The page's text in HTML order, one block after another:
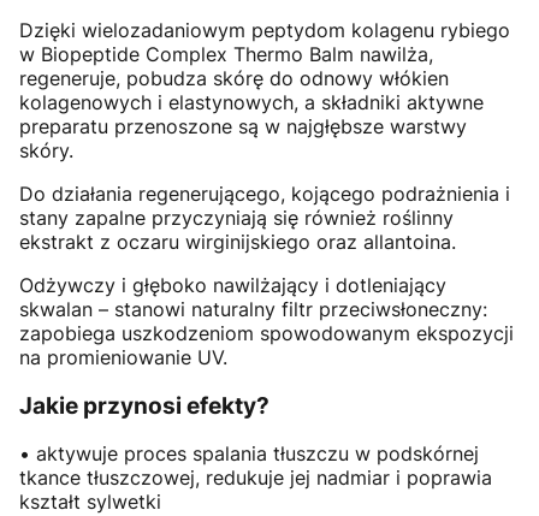
Dzięki wielozadaniowym peptydom kolagenu rybiego
w Biopeptide Complex Thermo Balm nawilża,
regeneruje, pobudza skórę do odnowy włókien
kolagenowych i elastynowych, a składniki aktywne
preparatu przenoszone są w najgłębsze warstwy
skóry.
Do działania regenerującego, kojącego podrażnienia i
stany zapalne przyczyniają się również roślinny
ekstrakt z oczaru wirginijskiego oraz allantoina.
Odżywczy i głęboko nawilżający i dotleniający
skwalan – stanowi naturalny filtr przeciwsłoneczny:
zapobiega uszkodzeniom spowodowanym ekspozycji
na promieniowanie UV.
Jakie przynosi efekty?
• aktywuje proces spalania tłuszczu w podskórnej
tkance tłuszczowej, redukuje jej nadmiar i poprawia
kształt sylwetki